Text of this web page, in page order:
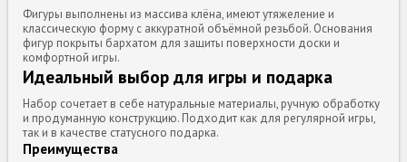
Фигуры выполнены из массива клёна, имеют утяжеление и
классическую форму с аккуратной объёмной резьбой. Основания
фигур покрыты бархатом для защиты поверхности доски и
комфортной игры.
Идеальный выбор для игры и подарка
Набор сочетает в себе натуральные материалы, ручную обработку
и продуманную конструкцию. Подходит как для регулярной игры,
так и в качестве статусного подарка.
Преимущества